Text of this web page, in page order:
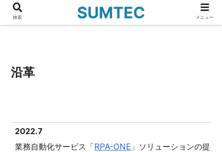
沿革
2022.7
業務自動化サービス「RPA-ONE 」ソリューションの提
メニュー
検索